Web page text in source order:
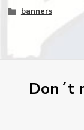
banners
Don´t